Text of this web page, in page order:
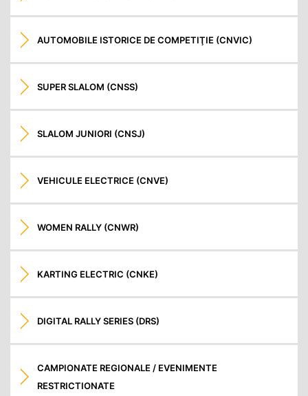
AUTOMOBILE ISTORICE DE COMPETIŢIE (CNVIC)
SUPER SLALOM (CNSS)
SLALOM JUNIORI (CNSJ)
VEHICULE ELECTRICE (CNVE)
WOMEN RALLY (CNWR)
KARTING ELECTRIC (CNKE)
DIGITAL RALLY SERIES (DRS)
CAMPIONATE REGIONALE / EVENIMENTE
RESTRICTIONATE